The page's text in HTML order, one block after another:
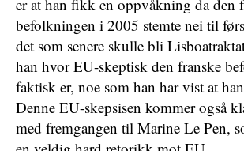
er at han fikk en oppvåkning da den
befolkningen i 2005 stemte nei til
det som senere skulle bli
han hvor EU-skeptisk den franske
faktisk er, noe som han har vist at
Denne EU-skepsisen kommer også
med fremgangen til Marine Le Pen,